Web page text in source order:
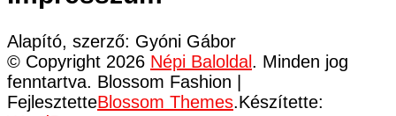
Alapító, szerző: Gyóni Gábor
© Copyright 2026 Népi Baloldal . Minden jog
fenntartva. Blossom Fashion |
FejlesztetteBlossom Themes.Készítette: